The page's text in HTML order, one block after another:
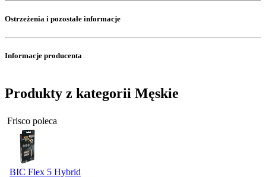
Ostrzeżenia i pozostałe informacje
Informacje producenta
Produkty z kategorii Męskie
Frisco poleca
BIC Flex 5 Hybrid